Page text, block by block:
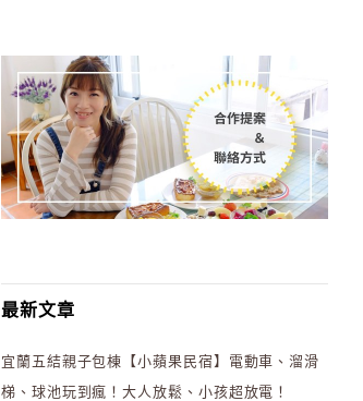
最新文章
宜蘭五結親子包棟【小蘋果民宿】電動車、溜滑
梯、球池玩到瘋！大人放鬆、小孩超放電！